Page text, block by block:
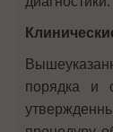
порядка и